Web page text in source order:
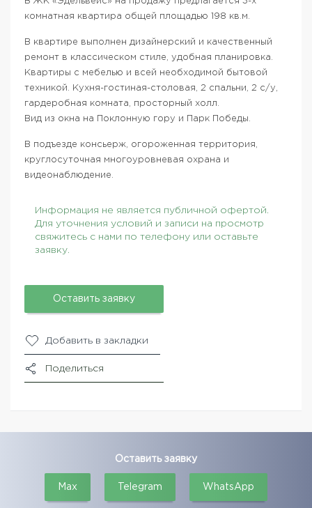
комнатная квартира общей площадью 198 кв.м.
В квартире выполнен дизайнерский и качественный
ремонт в классическом стиле, удобная планировка.
Квартиры с мебелью и всей необходимой бытовой
техникой. Кухня-гостиная-столовая, 2 спальни, 2 с/у,
гардеробная комната, просторный холл.
Вид из окна на Поклонную гору и Парк Победы.
В подъезде консьерж, огороженная территория,
круглосуточная многоуровневая охрана и
видеонаблюдение.
Информация не является публичной офертой.
Для уточнения условий и записи на просмотр
свяжитесь с нами по телефону или оставьте
заявку.
Оставить заявку
Добавить в закладки
Поделиться
Оставить заявку
Max Telegram WhatsApp